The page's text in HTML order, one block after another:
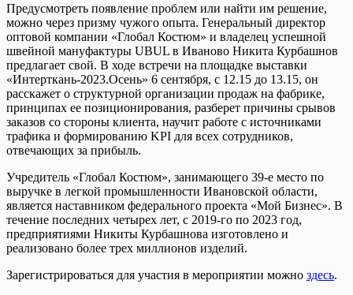
Предусмотреть появление проблем или найти им решение,
можно через призму чужого опыта. Генеральный директор
оптовой компании «Глобал Костюм» и владелец успешной
швейной мануфактуры UBUL в Иваново Никита Курбашнов
предлагает свой. В ходе встречи на площадке выставки
«Интерткань-2023.Осень» 6 сентября, с 12.15 до 13.15, он
расскажет о структурной организации продаж на фабрике,
принципах ее позиционирования, разберет причины срывов
заказов со стороны клиента, научит работе с источниками
трафика и формированию KPI для всех сотрудников,
отвечающих за прибыль.
Учредитель «Глобал Костюм», занимающего 39-е место по
выручке в легкой промышленности Ивановской области,
является наставником федерального проекта «Мой Бизнес». В
течение последних четырех лет, с 2019-го по 2023 год,
предприятиями Никиты Курбашнова изготовлено и
реализовано более трех миллионов изделий.
Зарегистрироваться для участия в мероприятии можно здесь.